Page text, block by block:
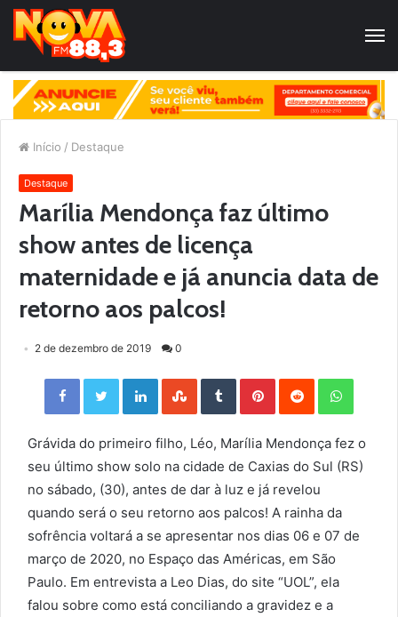
Início / Destaque
Destaque
Marília Mendonça faz último
show antes de licença
maternidade e já anuncia data de
retorno aos palcos!
2 de dezembro de 2019 0
Facebook Twitter LinkedIn StumbleUpon Tumblr Pinterest Reddit
Grávida do primeiro filho, Léo, Marília Mendonça fez o
seu último show solo na cidade de Caxias do Sul (RS)
no sábado, (30), antes de dar à luz e já revelou
quando será o seu retorno aos palcos! A rainha da
sofrência voltará a se apresentar nos dias 06 e 07 de
março de 2020, no Espaço das Américas, em São
Paulo. Em entrevista a Leo Dias, do site “UOL”, ela
falou sobre como está conciliando a gravidez e a